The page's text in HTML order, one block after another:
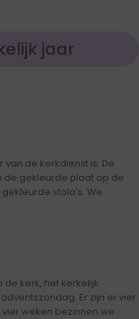
jaar
de kerkdienst is. De
de gekleurde plaat op de
stola's. We...
kerk, het kerkelijk
Er zijn er vier
weken bezinnen we...